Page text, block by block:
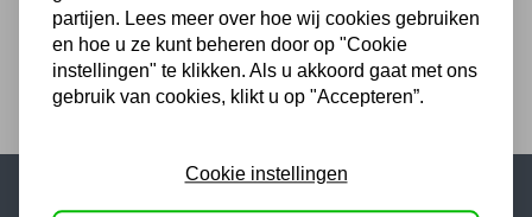
partijen. Lees meer over hoe wij cookies gebruiken
en hoe u ze kunt beheren door op "Cookie
instellingen" te klikken. Als u akkoord gaat met ons
gebruik van cookies, klikt u op "Accepteren”.
Cookie instellingen